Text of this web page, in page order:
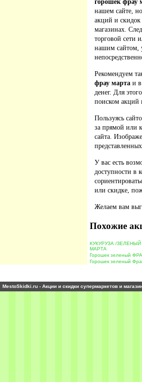
горошек фрау
нашем сайте,
акций и скидок
магазинах.
торговой сети
нашим сайтом,
Рекомендуем
фрау марта и
денег. Для
поиском акций
Пользуясь
за прямой или
сайта.
У вас есть
доступности в
или скидке,
Желаем вам
Похожие
КУКУРУЗА /
МАРТА
Горошек зеленый
Горошек зеленый
MestoSkidki.ru - Акции и скидки супермаркетов и